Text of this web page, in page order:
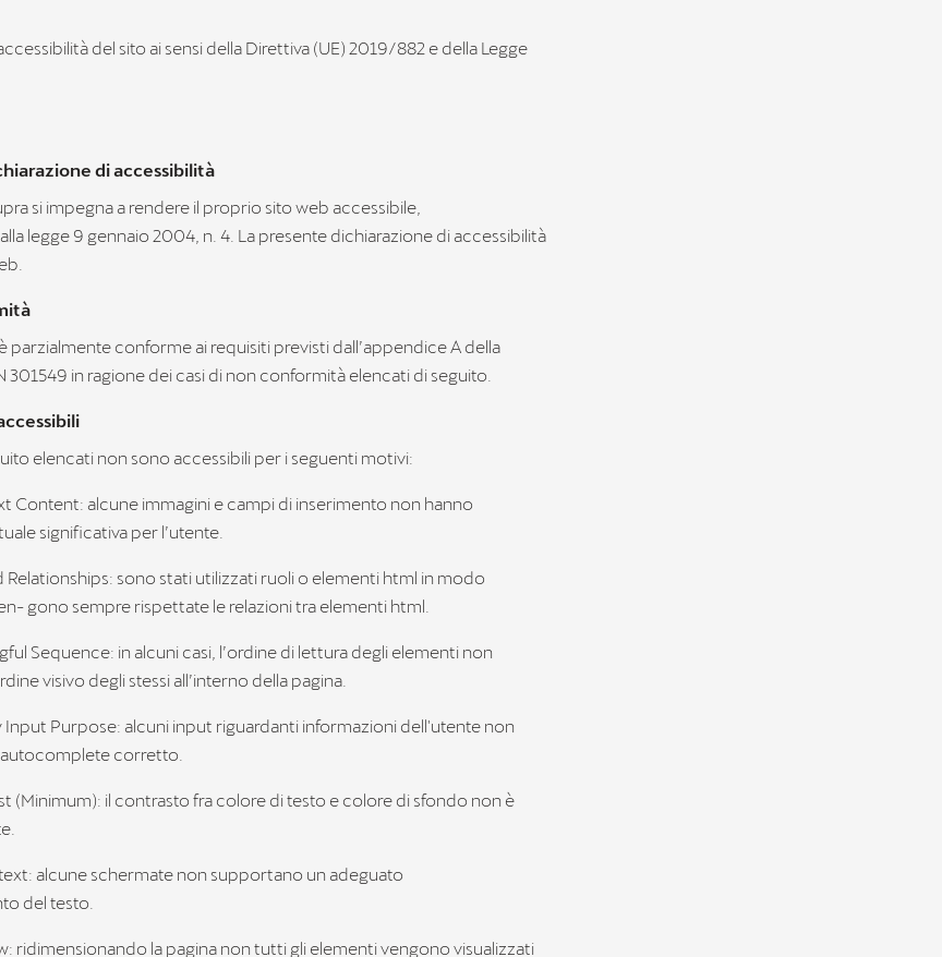
del sito ai sensi della Direttiva (UE) 2019/882 e della Legge
di accessibilità
si impegna a rendere il proprio sito web accessibile,
legge 9 gennaio 2004, n. 4. La presente dichiarazione di accessibilità
parzialmente conforme ai requisiti previsti dall’appendice A della
301549 in ragione dei casi di non conformità elencati di seguito.
elencati non sono accessibili per i seguenti motivi:
Content: alcune immagini e campi di inserimento non hanno
significativa per l’utente.
Relationships: sono stati utilizzati ruoli o elementi html in modo
gono sempre rispettate le relazioni tra elementi html.
Sequence: in alcuni casi, l’ordine di lettura degli elementi non
visivo degli stessi all’interno della pagina.
Input Purpose: alcuni input riguardanti informazioni dell'utente non
corretto.
(Minimum): il contrasto fra colore di testo e colore di sfondo non è
text: alcune schermate non supportano un adeguato
del testo.
ridimensionando la pagina non tutti gli elementi vengono visualizzati